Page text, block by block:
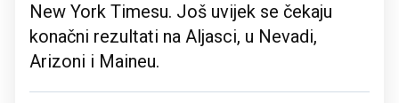
New York Timesu. Još uvijek se čekaju
konačni rezultati na Aljasci, u Nevadi,
Arizoni i Maineu.